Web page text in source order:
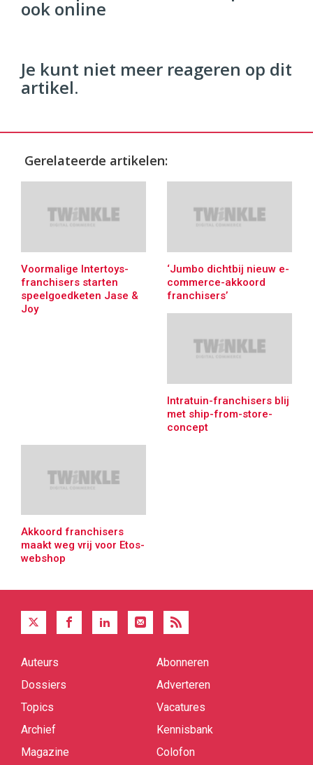
9654
ook online
Je kunt niet meer reageren op dit
artikel.
Gerelateerde artikelen:
Voormalige Intertoys-
franchisers starten
speelgoedketen Jase &
Joy
‘Jumbo dichtbij nieuw e-
commerce-akkoord
franchisers’
Intratuin-franchisers blij
met ship-from-store-
concept
Akkoord franchisers
maakt weg vrij voor Etos-
webshop
Quick
Auteurs
Dossiers
Topics
Archief
Magazine
Abonneren
Adverteren
Vacatures
Kennisbank
Colofon